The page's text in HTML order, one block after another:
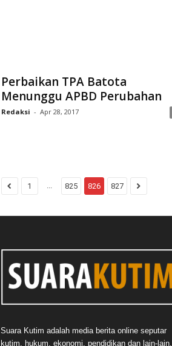
Perbaikan TPA Batota
Menunggu APBD Perubahan
Redaksi - Apr 28, 2017
1 ... 825 826 827
Suara Kutim adalah media berita online seputar
kutim, hukum, ekonomi, pendidikan dan lain-lain.